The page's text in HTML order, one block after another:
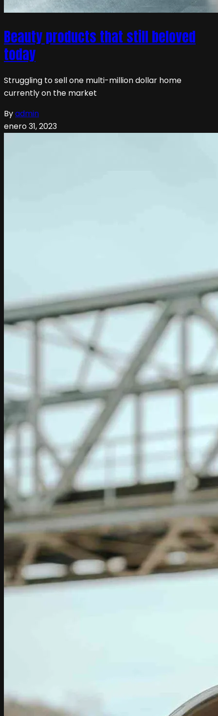
Beauty products that still beloved
today
Struggling to sell one multi-million dollar home
currently on the market
Byadmin
enero 31, 2023